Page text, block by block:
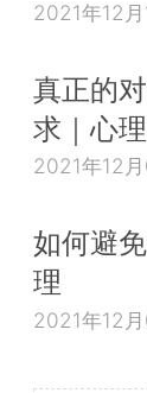
2021年12月
真正的
求｜心理
2021年12
如何避
理
2021年12